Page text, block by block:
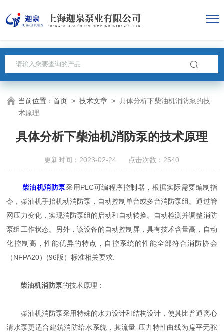
当前位置：首页 >技术文章 >具体分析下柴油机消防泵的技
术原理
具体分析下柴油机消防泵的技术原理
更新时间：2023-02-24 点击次数：2540
柴油机消防泵采用PLC可编程序控制器，根据实际需要编制指
令，柴油机手抬机动消防泵，自动控制单台或多台消防泵组。通过管
网压力变化，实现消防泵组的启动和自动转换。自动检测并调整消防
泵组工作状态。另外，该设备的自动控制屏，具有技术含量高，自动
化控制高，性能优异的特点，自控系统的性能全部符合消防协会
（NFPA20）(96版）标准相关要求.
柴油机消防泵的技术原理：
柴油机消防泵采用特殊的水力设计和结构设计，使其比普通离心
清水泵更适合建筑消防给水系统，其流量-压力特性曲线为扁平无驼